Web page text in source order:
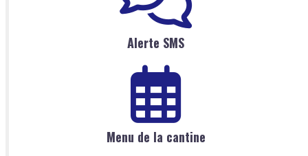
Alerte SMS
Menu de la cantine